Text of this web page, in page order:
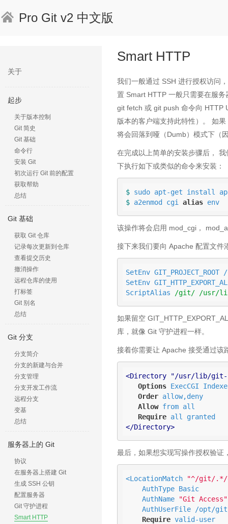
Pro Git v2 中文版
关于
起步
关于版本控制
Git 简史
Git 基础
命令行
安装 Git
初次运行 Git 前的配置
获取帮助
总结
Git 基础
获取 Git 仓库
记录每次更新到仓库
查看提交历史
撤消操作
远程仓库的使用
打标签
Git 别名
总结
Git 分支
分支简介
分支的新建与合并
分支管理
分支开发工作流
远程分支
变基
总结
服务器上的 Git
协议
在服务器上搭建 Git
生成 SSH 公钥
配置服务器
Git 守护进程
Smart HTTP
Smart HTTP
我们一般通过 SSH 进行授权访问
置 Smart HTTP 一般只需要在服
git fetch 或 git push 命令向 HTTP
版本的客户端支持此特性）。 如
将会回落到哑（Dumb）模式下（
在完成以上简单的安装步骤后，
下执行如下或类似的命令来安装：
$
$ a2enmod cgi alias env
该操作将会启用 mod_cgi，
接下来我们要向 Apache 配置文
SetEnv
SetEnv
ScriptAlias /git/ /usr/
如果留空
库，就像 Git 守护进程一样。
接着你需要让 Apache 接受通过该
<Directory "/usr/lib/git-
Options ExecCGI
Order allow,deny
Allow from all
Require all
</Directory>
最后，如果想实现写操作授权验证
<LocationMatch "^/git/.*/
    AuthType Basic
    AuthName
"Git Access"
    AuthUserFile /opt/git/.htpasswd
Require valid-user